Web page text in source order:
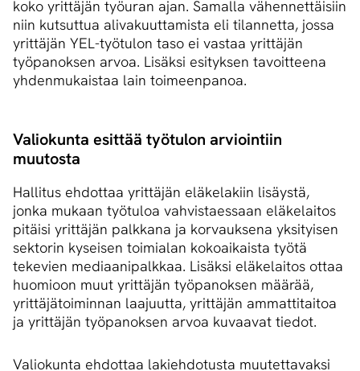
koko yrittäjän työuran ajan. Samalla vähennettäisiin
niin kutsuttua alivakuuttamista eli tilannetta, jossa
yrittäjän YEL-työtulon taso ei vastaa yrittäjän
työpanoksen arvoa. Lisäksi esityksen tavoitteena
yhdenmukaistaa lain toimeenpanoa.
Valiokunta esittää työtulon arviointiin
muutosta
Hallitus ehdottaa yrittäjän eläkelakiin lisäystä,
jonka mukaan työtuloa vahvistaessaan eläkelaitos
pitäisi yrittäjän palkkana ja korvauksena yksityisen
sektorin kyseisen toimialan kokoaikaista työtä
tekevien mediaanipalkkaa. Lisäksi eläkelaitos ottaa
huomioon muut yrittäjän työpanoksen määrää,
yrittäjätoiminnan laajuutta, yrittäjän ammattitaitoa
ja yrittäjän työpanoksen arvoa kuvaavat tiedot.
Valiokunta ehdottaa lakiehdotusta muutettavaksi